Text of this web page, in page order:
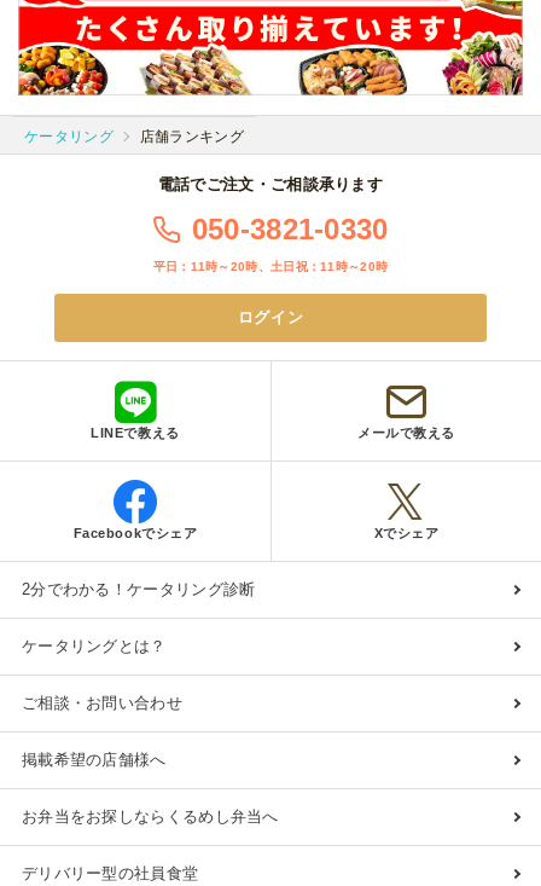
和牛ハツの入った肉ケータリング松プラン
ケータリング
2,500 円/人
肉絨毯&ケータリング竹プラン
ケータリング
ケータリング
1,500円/人
/人
全てのプランを見る（10件）
オードブル
締切 2日前17時
最低ご注文金額 15,000円
3日前19時
ケータリング 店舗ランキング
電話でご注文・ご相談承ります
050-3821-0330
平日：11時～20時、土日祝：11時～20時
ログイン
LINEで教える メールで教える
Facebookでシェア Xでシェア
2分でわかる！ケータリング診断
ケータリングとは？
ご相談・お問い合わせ
掲載希望の店舗様へ
お弁当をお探しならくるめし弁当へ
デリバリー型の社員食堂